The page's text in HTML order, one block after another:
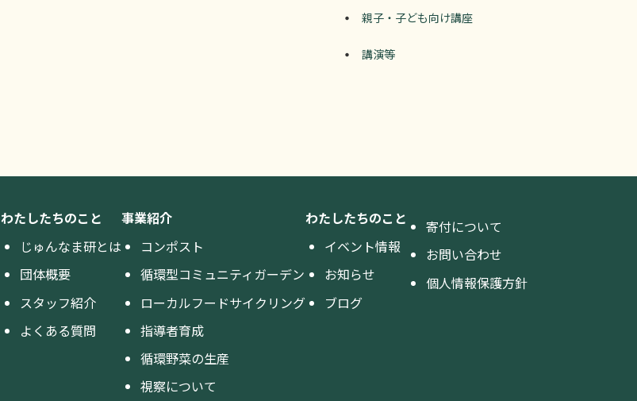
親子・子ども向け講座
講演等
わたしたちのこと
じゅんなま研とは
団体概要
スタッフ紹介
よくある質問
事業紹介
コンポスト
循環型コミュニティガーデン
ローカルフードサイクリング
指導者育成
循環野菜の生産
視察について
わたしたちのこと
イベント情報
お知らせ
ブログ
寄付について
お問い合わせ
個人情報保護方針